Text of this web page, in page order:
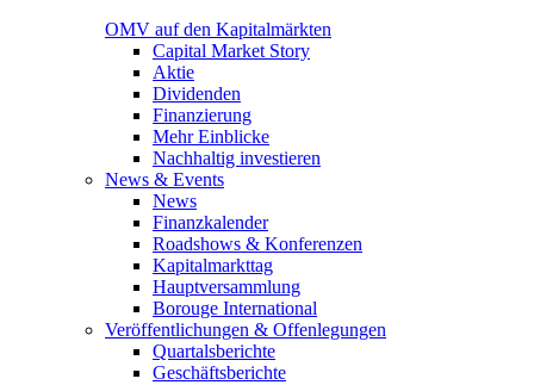
OMV auf den Kapitalmärkten
Capital Market Story
Aktie
Dividenden
Finanzierung
Mehr Einblicke
Nachhaltig investieren
News & Events
News
Finanzkalender
Roadshows & Konferenzen
Kapitalmarkttag
Hauptversammlung
Borouge International
Veröffentlichungen & Offenlegungen
Quartalsberichte
Geschäftsberichte